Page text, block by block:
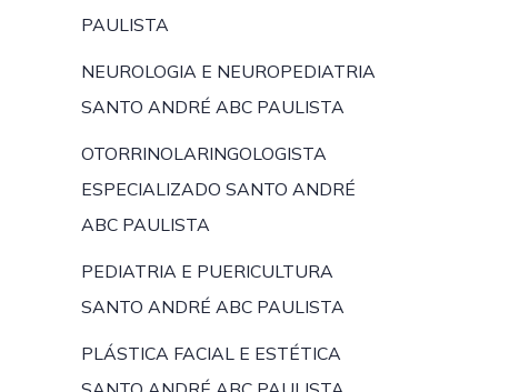
PAULISTA
NEUROLOGIA E NEUROPEDIATRIA
SANTO ANDRÉ ABC PAULISTA
OTORRINOLARINGOLOGISTA
ESPECIALIZADO SANTO ANDRÉ
ABC PAULISTA
PEDIATRIA E PUERICULTURA
SANTO ANDRÉ ABC PAULISTA
PLÁSTICA FACIAL E ESTÉTICA